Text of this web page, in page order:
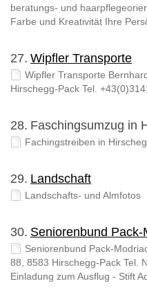
beratungs- und
Farbe und Kreativität Ihre
27. Wipfler Transporte
Wipfler Transporte
Hirschegg-Pack Tel.
28. Faschingsumzug in
Fachingstreiben in
29. Landschaft
Landschafts- und Almfotos
30. Seniorenbund Pack-
Seniorenbund Pack-
88, 8583 Hirschegg-Pack Tel.
Einladung zum Ausflug - Stift